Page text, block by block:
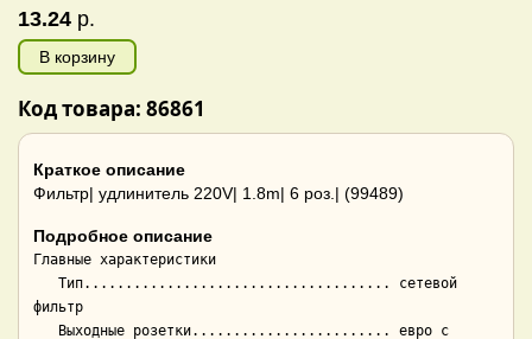
13.24 р.
В корзину
Код товара: 86861
Краткое описание
Фильтр| удлинитель 220V| 1.8m| 6 роз.| (99489)
Подробное описание
Главные характеристики
фильтр